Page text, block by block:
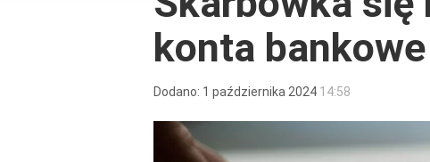
konta bankowe
Dodano: 1 października 2024 14:58